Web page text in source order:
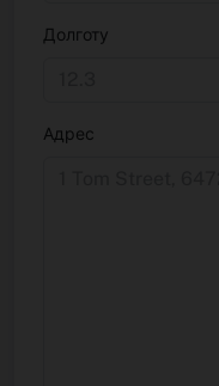
Долготу
Адрес